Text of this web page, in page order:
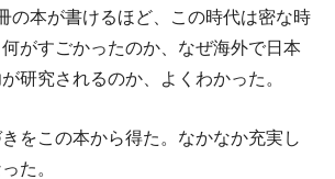
の本が書けるほど、この時代は密な時
がすごかったのか、なぜ海外で日本
研究されるのか、よくわかった。
をこの本から得た。なかなか充実し
た。